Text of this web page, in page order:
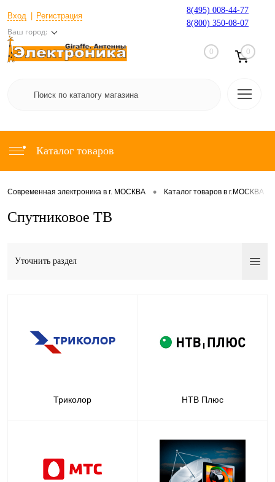
Вход Регистрация
Ваш город:
8(495) 008-44-77
8(800) 350-08-07
0 0
Каталог товаров
Современная электроника в г. МОСКВА • Каталог товаров в г.МОСКВА
Спутниковое ТВ
Уточнить раздел
Триколор НТВ Плюс